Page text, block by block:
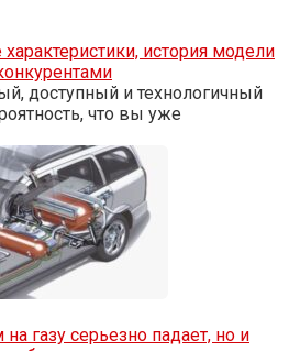
характеристики, история модели
доступный и технологичный
что вы уже
газу серьезно падает, но и